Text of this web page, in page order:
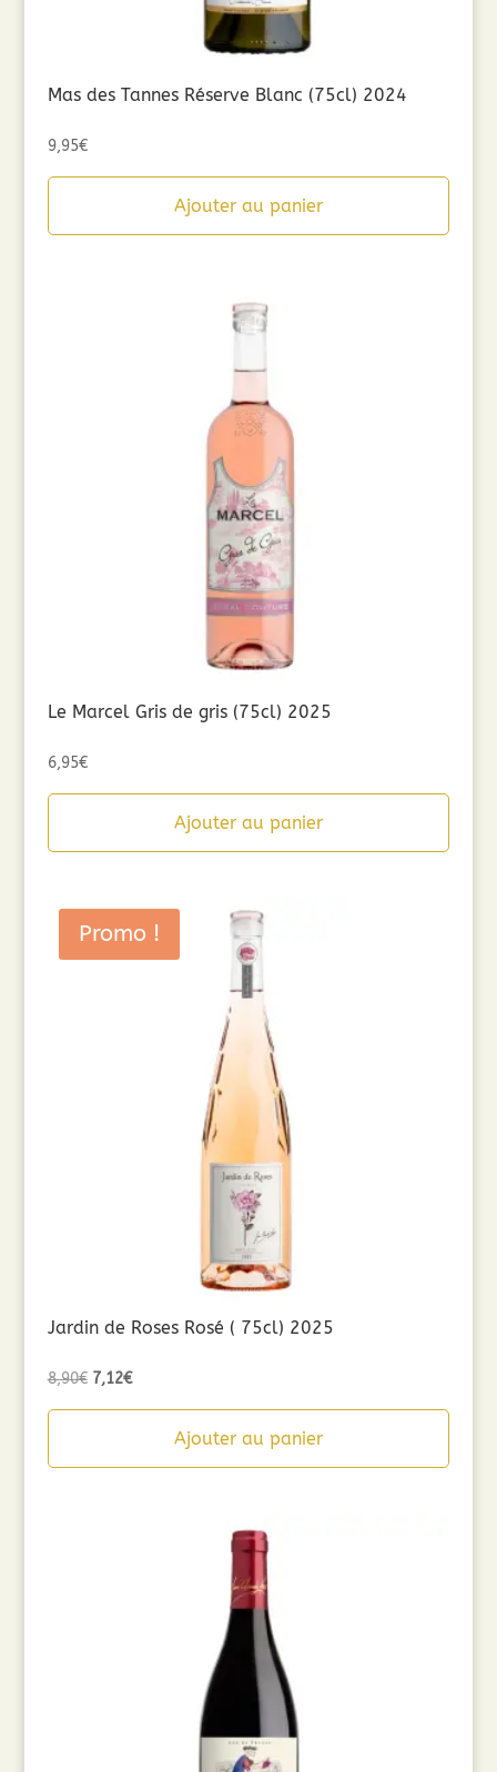
Mas des Tannes Réserve Blanc (75cl) 2024
9,95€
Ajouter au panier
Le Marcel Gris de gris (75cl) 2025
6,95€
Ajouter au panier
Promo !
Jardin de Roses Rosé ( 75cl) 2025
8,90€ Le
7,12€Le
Ajouter au panier